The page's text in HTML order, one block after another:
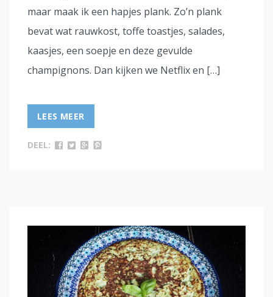
maar maak ik een hapjes plank. Zo’n plank
bevat wat rauwkost, toffe toastjes, salades,
kaasjes, een soepje en deze gevulde
champignons. Dan kijken we Netflix en […]
LEES MEER
DEEL: